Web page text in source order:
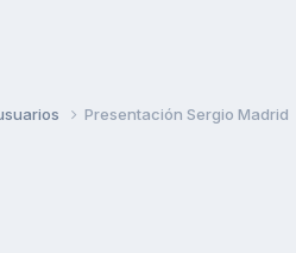
Presentación Sergio Madrid